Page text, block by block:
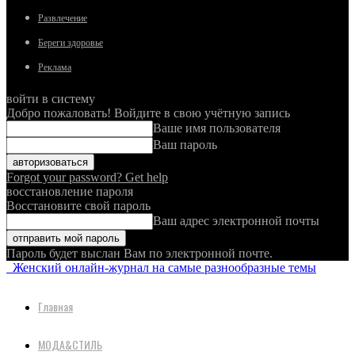
Развлечение
Береги здоровье
Реклама
войти в систему
Добро пожаловать! Войдите в свою учётную запись
Ваше имя пользователя
Ваш пароль
Forgot your password? Get help
восстановление пароля
Восстановите свой пароль
Ваш адрес электронной почты
Пароль будет выслан Вам по электронной почте.
Женский онлайн-журнал на самые разнообразные темы
Главная
МОДА&СТИЛЬ